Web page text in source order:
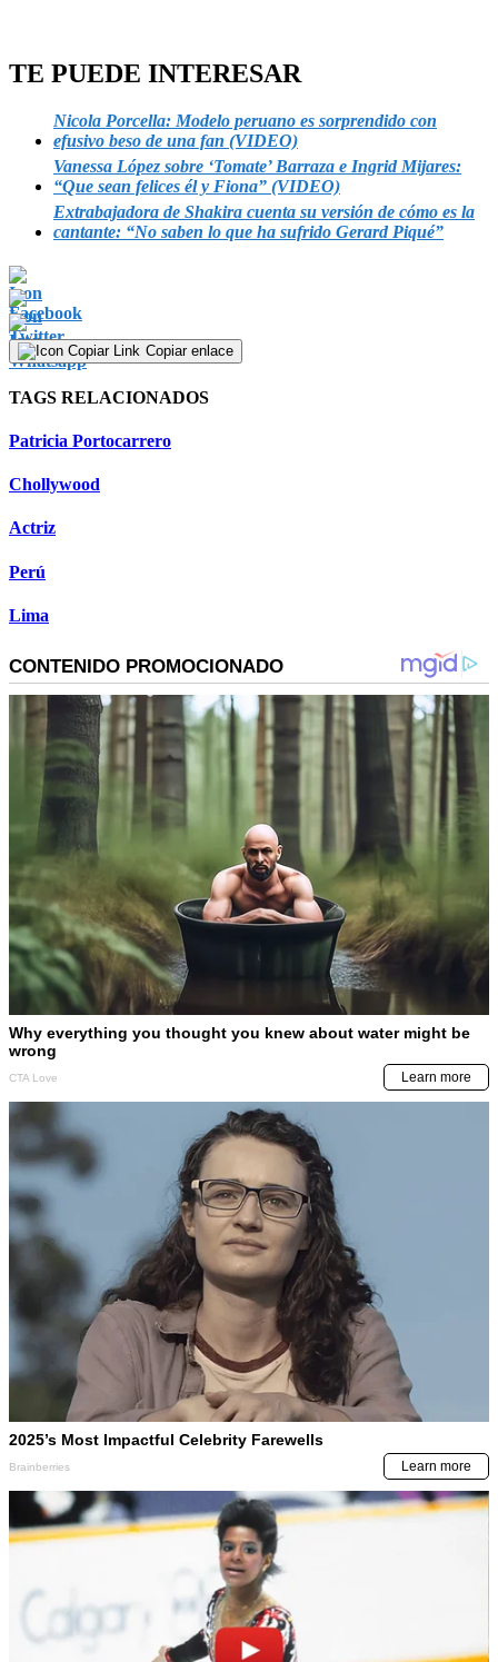
TE PUEDE INTERESAR
Nicola Porcella: Modelo peruano es sorprendido con
efusivo beso de una fan (VIDEO)
Vanessa López sobre ‘Tomate’ Barraza e Ingrid Mijares:
“Que sean felices él y Fiona” (VIDEO)
Extrabajadora de Shakira cuenta su versión de cómo es la
cantante: “No saben lo que ha sufrido Gerard Piqué”
Copiar enlace
TAGS RELACIONADOS
Patricia Portocarrero
Chollywood
Actriz
Perú
Lima